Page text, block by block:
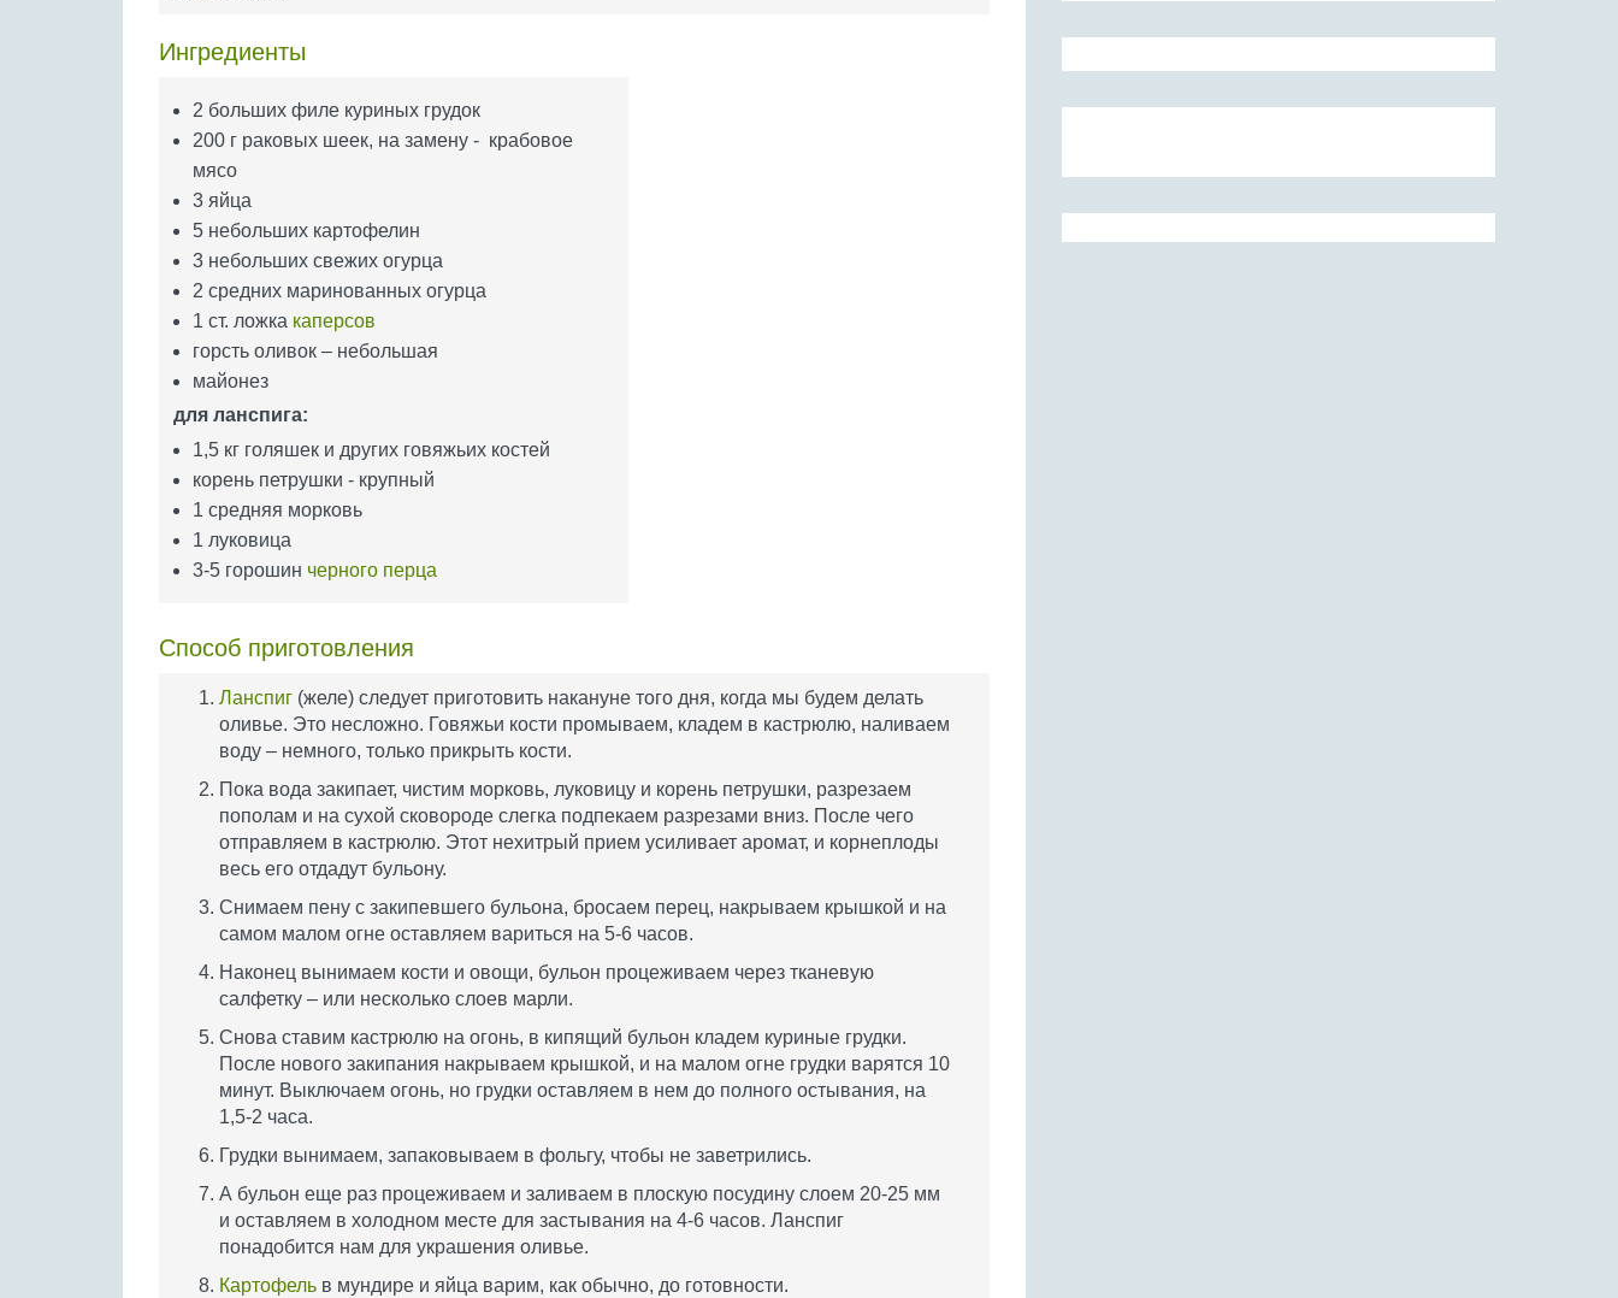
Ингредиенты
2 больших филе куриных грудок
200 г раковых шеек, на замену - крабовое
мясо
3 яйца
5 небольших картофелин
3 небольших свежих огурца
2 средних маринованных огурца
1 ст. ложка каперсов
горсть оливок – небольшая
майонез
для ланспига:
1,5 кг голяшек и других говяжьих костей
корень петрушки - крупный
1 средняя морковь
1 луковица
3-5 горошин черного перца
Способ приготовления
Ланспиг (желе) следует приготовить накануне того дня, когда мы будем делать
оливье. Это несложно. Говяжьи кости промываем, кладем в кастрюлю, наливаем
воду – немного, только прикрыть кости.
Пока вода закипает, чистим морковь, луковицу и корень петрушки, разрезаем
пополам и на сухой сковороде слегка подпекаем разрезами вниз. После чего
отправляем в кастрюлю. Этот нехитрый прием усиливает аромат, и корнеплоды
весь его отдадут бульону.
Снимаем пену с закипевшего бульона, бросаем перец, накрываем крышкой и на
самом малом огне оставляем вариться на 5-6 часов.
Наконец вынимаем кости и овощи, бульон процеживаем через тканевую
салфетку – или несколько слоев марли.
Снова ставим кастрюлю на огонь, в кипящий бульон кладем куриные грудки.
После нового закипания накрываем крышкой, и на малом огне грудки варятся 10
минут. Выключаем огонь, но грудки оставляем в нем до полного остывания, на
1,5-2 часа.
Грудки вынимаем, запаковываем в фольгу, чтобы не заветрились.
А бульон еще раз процеживаем и заливаем в плоскую посудину слоем 20-25 мм
и оставляем в холодном месте для застывания на 4-6 часов. Ланспиг
понадобится нам для украшения оливье.
Картофель в мундире и яйца варим, как обычно, до готовности.